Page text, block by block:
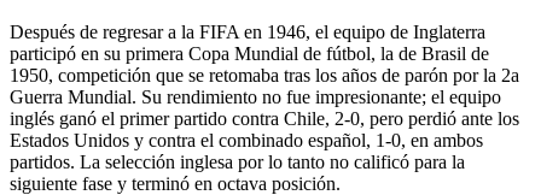
Después de regresar a la FIFA en 1946, el equipo de Inglaterra
participó en su primera Copa Mundial de fútbol, ​​la de Brasil de
1950, competición que se retomaba tras los años de parón por la 2a
Guerra Mundial. Su rendimiento no fue impresionante; el equipo
inglés ganó el primer partido contra Chile, 2-0, pero perdió ante los
Estados Unidos y contra el combinado español, 1-0, en ambos
partidos. La selección inglesa por lo tanto no calificó para la
siguiente fase y terminó en octava posición.